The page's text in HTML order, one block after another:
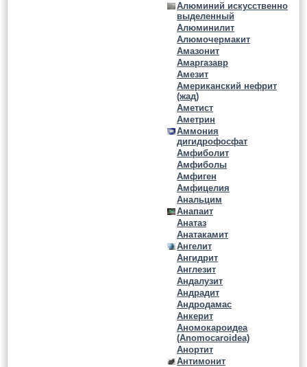
Алюминий искусственно
выделенный
Алюминилит
Алюмочермакит
Амазонит
Амаргазавр
Амезит
Американский нефрит
(жад)
Аметист
Аметрин
Аммония
дигидрофосфат
Амфиболит
Амфиболы
Амфиген
Амфицелия
Анальцим
Анапаит
Анатаз
Анатакамит
Ангелит
Ангидрит
Англезит
Андалузит
Андрадит
Андродамас
Анкерит
Аномокароидеа
(Anomocaroidea)
Анортит
Антимонит